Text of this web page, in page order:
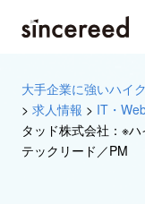
大手企業に強いハイ
> 求人情報 > IT・
タッド株式会社：※
テックリード／PM